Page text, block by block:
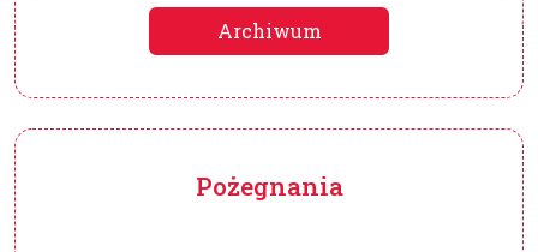
Archiwum
Pożegnania